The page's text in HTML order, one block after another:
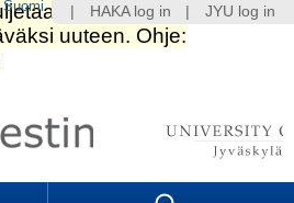
HAKA log in JYU log in
Suomi